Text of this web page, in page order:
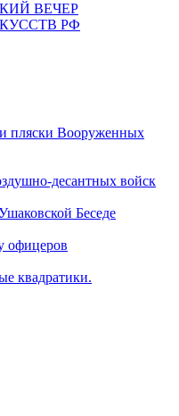
ВЕЧЕР
РФ
пляски Вооруженных
десантных войск
Беседе
офицеров
квадратики.